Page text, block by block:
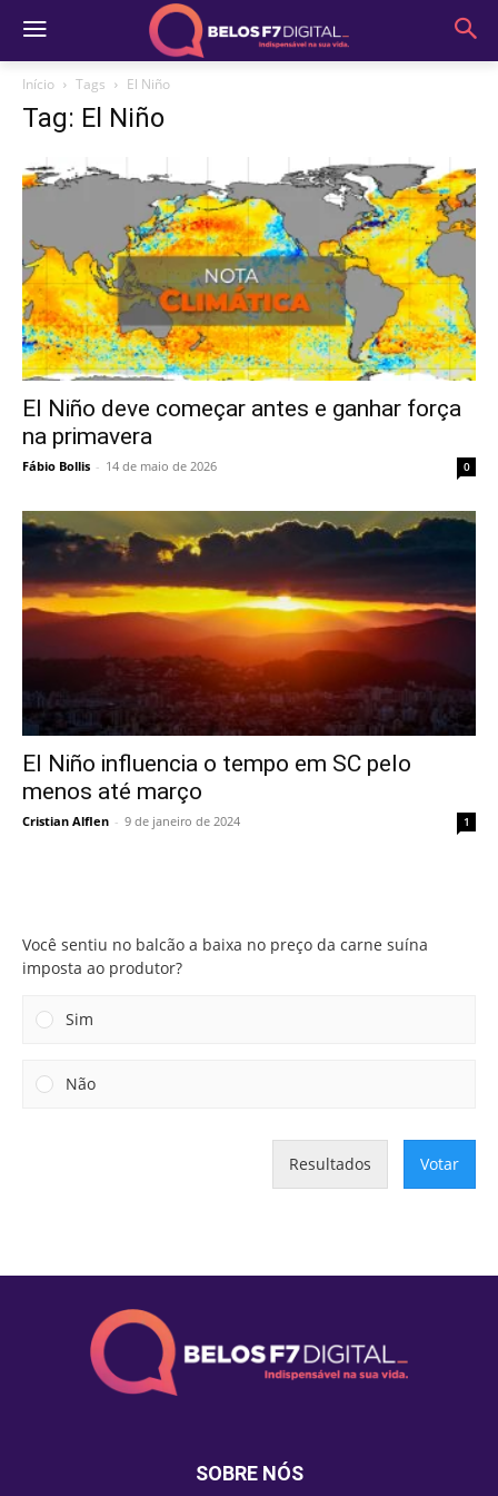
Início Tags El Niño
Tag: El Niño
El Niño deve começar antes e ganhar força
na primavera
Fábio Bollis - 14 de maio de 2026 0
El Niño influencia o tempo em SC pelo
menos até março
Cristian Alflen - 9 de janeiro de 2024 1
Você sentiu no balcão a baixa no preço da carne suína
imposta ao produtor?
Sim
Não
Resultados Votar
SOBRE NÓS